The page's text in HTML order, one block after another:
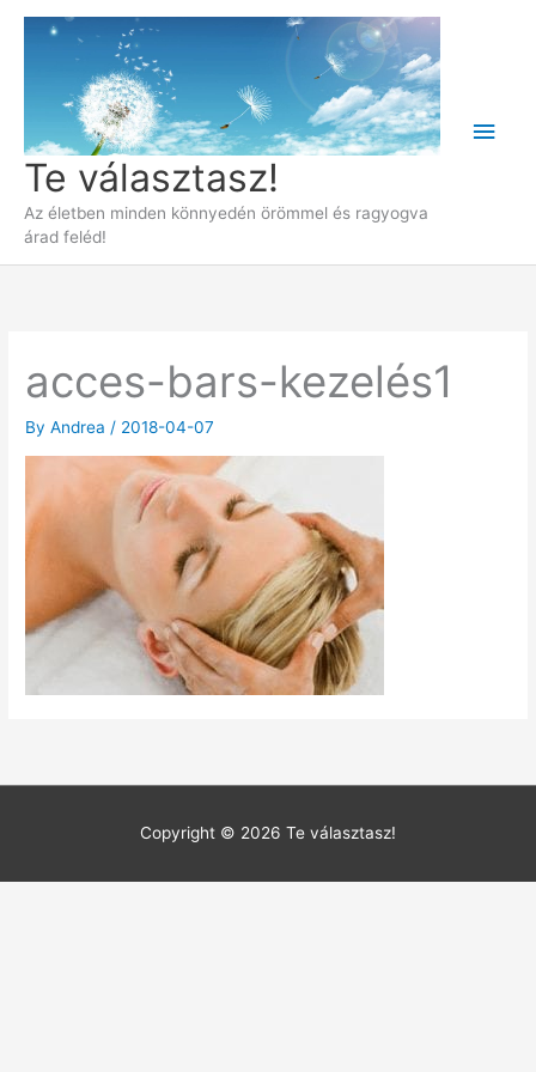
Skip
Te választasz!
Az életben minden könnyedén örömmel és ragyogva
árad feléd!
Main
acces-bars-kezelés1
ByAndrea / 2018-04-07
Copyright © 2026 Te választasz!